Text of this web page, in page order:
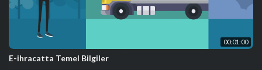
00:01:00
E-ihracatta Temel Bilgiler